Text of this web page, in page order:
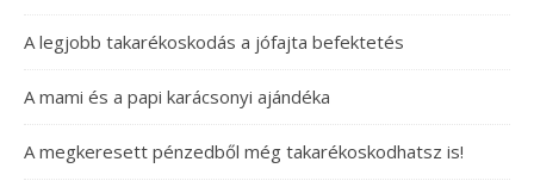
A legjobb takarékoskodás a jófajta befektetés
A mami és a papi karácsonyi ajándéka
A megkeresett pénzedből még takarékoskodhatsz is!